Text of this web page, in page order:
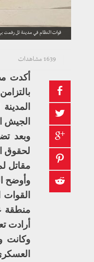
قوات النظام في مدينة تل رفعت
1639 مشاهدات
أكدت
الجيش
وبعد
لحقوق
مقاتل
وأوضح
منطقة
أرادت
وكانت